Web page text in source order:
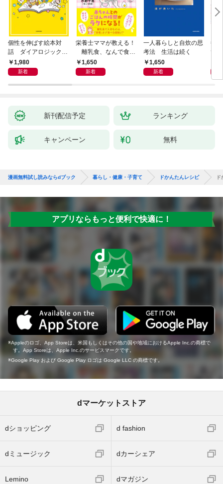
個性を伸ばす絵本対
話 ダイアロジック・
リーディング
1,980
新着
栄養士ママが教える！
離乳食、なんで食べ
てくれないの？ 赤ちゃ
んの「食べない」に困
1,650
新着
一人暮らしと自炊の思
考法 生活は続く
1,650
新着
毎
ず
新刊配信予定 ランキング
キャンペーン 無料
漫画無料試し読みならdブック 暮らし・健康・子育て ドかんたんレシピ
アプリならもっと便利で快適に！
Appleのロゴ、App Storeは、米国もしくはその他の国や地域におけるApple Inc.の商標で
す。App Storeは、Apple Inc.のサービスマークです。
Google Play および Google Play ロゴは Google LLC の商標です。
dマーケットストア
dショッピング d fashion
dミュージック dカーシェア
Lemino dマガジン